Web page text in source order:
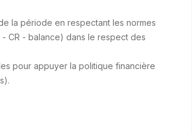
la période en respectant les normes
CR - balance) dans le respect des
pour appuyer la politique financière